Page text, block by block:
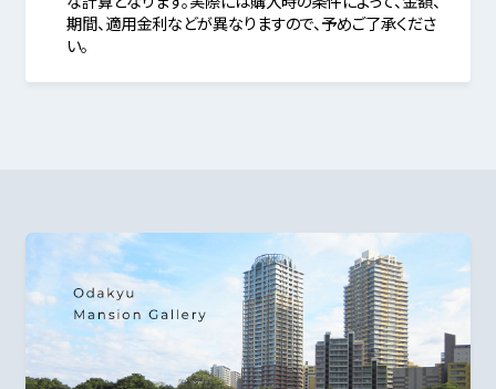
期間、適用金利などが異なりますので、予めご了承くださ
い。